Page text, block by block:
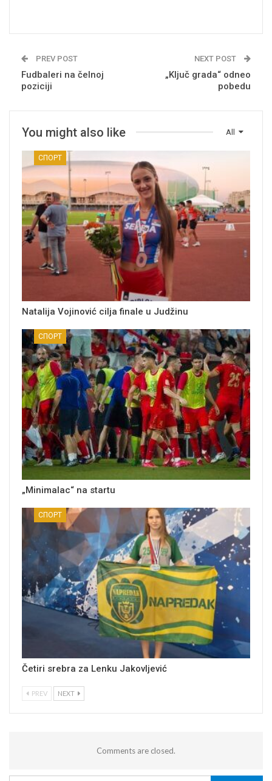
PREV POST
Fudbaleri na čelnoj
poziciji
NEXT POST
„Ključ grada“ odneo
pobedu
All
You might also like
СПОРТ
Natalija Vojinović cilja finale u Judžinu
СПОРТ
„Minimalac“ na startu
СПОРТ
Četiri srebra za Lenku Jakovljević
PREV NEXT
Comments are closed.